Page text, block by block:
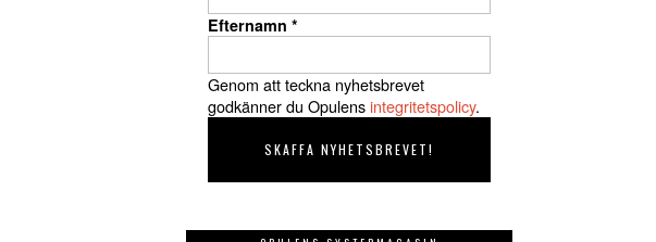
Efternamn *
Genom att teckna nyhetsbrevet
godkänner du Opulensintegritetspolicy.